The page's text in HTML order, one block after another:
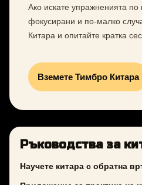
Ако искате упражненията по
фокусирани и по-малко
Китара и опитайте кратка
Вземете Тимбро Китара
Ръководства за
Научете китара с обратна